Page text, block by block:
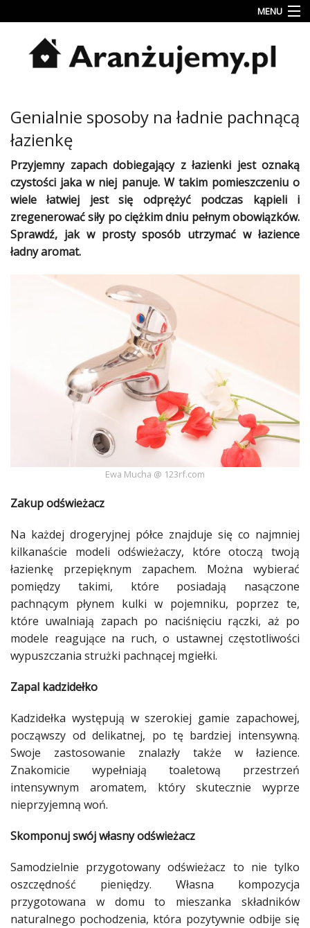
MENU
Inspiracje
wnętrz
Jesienne
Konkursy
Najlepsze
Kategorie
Genialnie sposoby na ładnie pachnącą
łazienkę
Przyjemny zapach dobiegający z łazienki jest oznaką
czystości jaka w niej panuje. W takim pomieszczeniu o
wiele łatwiej jest się odprężyć podczas kąpieli i
zregenerować siły po ciężkim dniu pełnym obowiązków.
Sprawdź, jak w prosty sposób utrzymać w łazience
ładny aromat.
Ewa Mucha @ 123rf.com
Zakup odświeżacz
Na każdej drogeryjnej półce znajduje się co najmniej
kilkanaście modeli odświeżaczy, które otoczą twoją
łazienkę przepięknym zapachem. Można wybierać
pomiędzy takimi, które posiadają nasączone
pachnącym płynem kulki w pojemniku, poprzez te,
które uwalniają zapach po naciśnięciu rączki, aż po
modele reagujące na ruch, o ustawnej częstotliwości
wypuszczania strużki pachnącej mgiełki.
Zapal kadzidełko
Kadzidełka występują w szerokiej gamie zapachowej,
począwszy od delikatnej, po tę bardziej intensywną.
Swoje zastosowanie znalazły także w łazience.
Znakomicie wypełniają toaletową przestrzeń
intensywnym aromatem, który skutecznie wyprze
nieprzyjemną woń.
Skomponuj swój własny odświeżacz
Samodzielnie przygotowany odświeżacz to nie tylko
oszczędność pieniędzy. Własna kompozycja
przygotowana w domu to mieszanka składników
naturalnego pochodzenia, która pozytywnie odbije się